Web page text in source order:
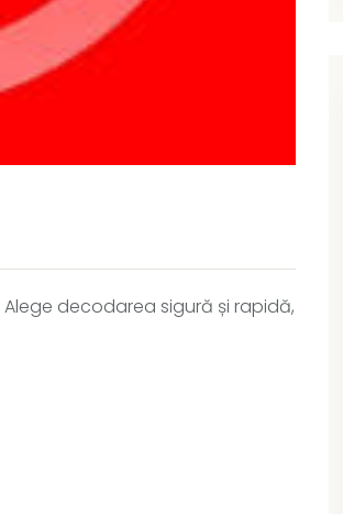
decodarea sigură și rapidă,